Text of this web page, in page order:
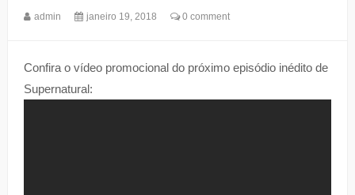
admin janeiro 19, 2018 0 comment
Confira o vídeo promocional do próximo episódio inédito de
Supernatural: